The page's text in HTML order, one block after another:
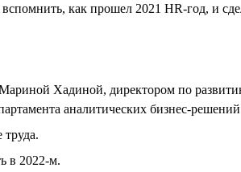
как прошел 2021 HR-год, и
Хадиной, директором по
аналитических бизнес-
в 2022-м.